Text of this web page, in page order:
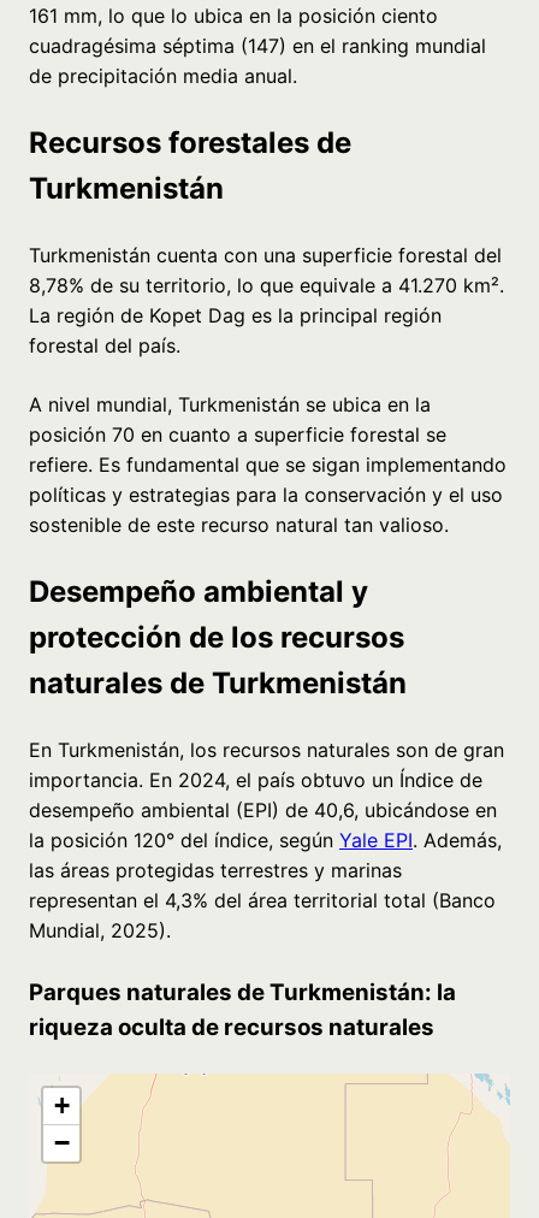
161 mm, lo que lo ubica en la posición ciento
cuadragésima séptima (147) en el ranking mundial
de precipitación media anual.
Recursos forestales de
Turkmenistán
Turkmenistán cuenta con una superficie forestal del
8,78% de su territorio, lo que equivale a 41.270 km².
La región de Kopet Dag es la principal región
forestal del país.
A nivel mundial, Turkmenistán se ubica en la
posición 70 en cuanto a superficie forestal se
refiere. Es fundamental que se sigan implementando
políticas y estrategias para la conservación y el uso
sostenible de este recurso natural tan valioso.
Desempeño ambiental y
protección de los recursos
naturales de Turkmenistán
En Turkmenistán, los recursos naturales son de gran
importancia. En 2024, el país obtuvo un Índice de
desempeño ambiental (EPI) de 40,6, ubicándose en
la posición 120° del índice, según Yale EPI. Además,
las áreas protegidas terrestres y marinas
representan el 4,3% del área territorial total (Banco
Mundial, 2025).
Parques naturales de Turkmenistán: la
riqueza oculta de recursos naturales